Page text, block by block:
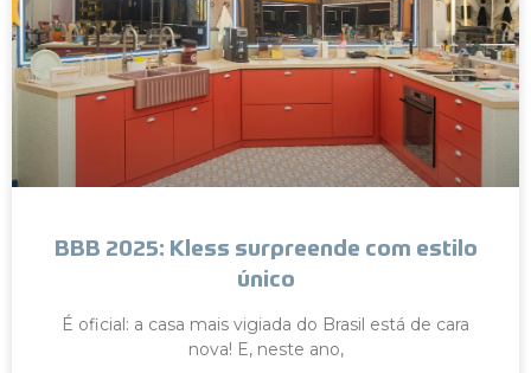
BBB 2025: Kless surpreende com estilo
único
É oficial: a casa mais vigiada do Brasil está de cara
nova! E, neste ano,